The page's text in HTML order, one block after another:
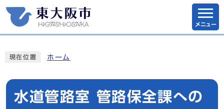
メニュー
現在位置 ホーム
水道管路室 管路保全課への